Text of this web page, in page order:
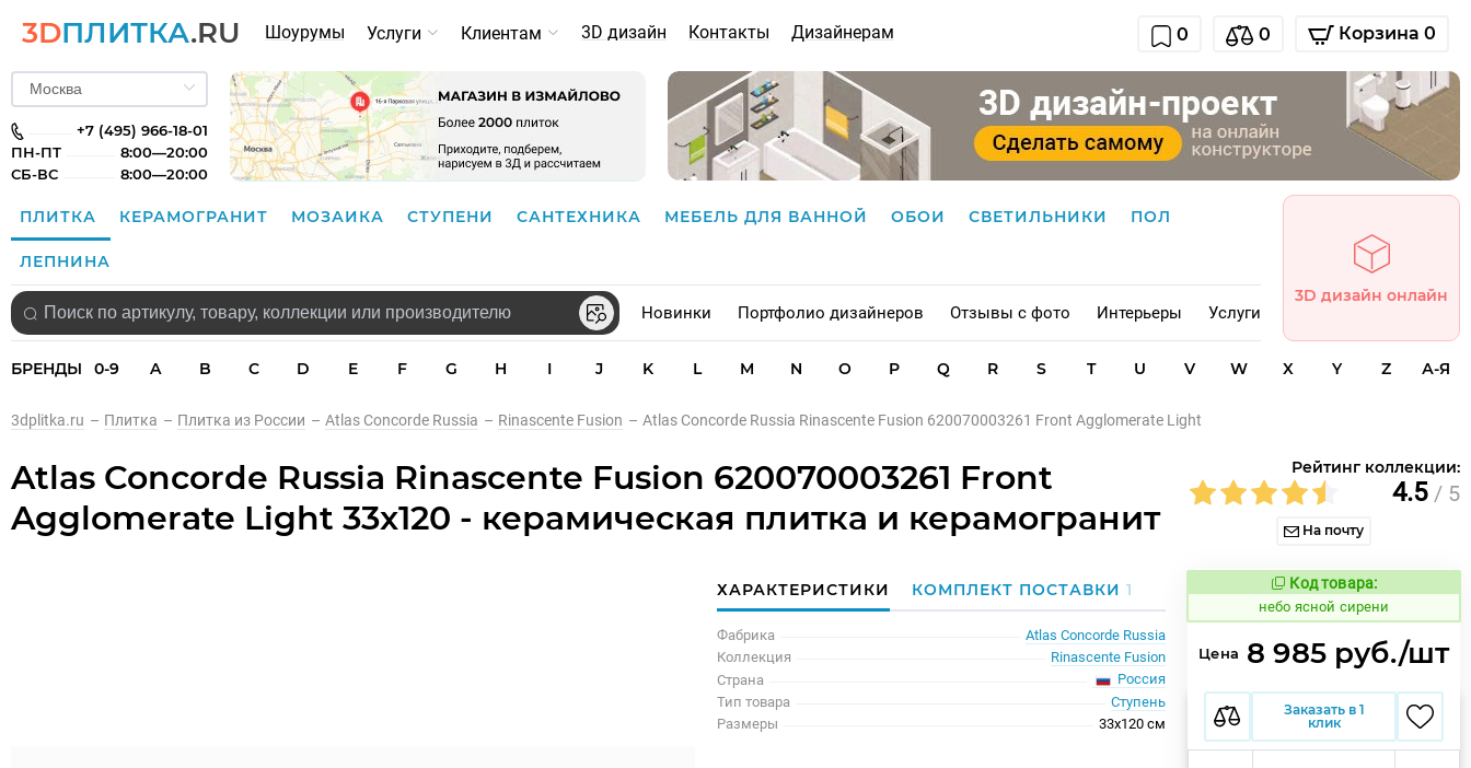
3DПЛИТКА.RU Шоурумы Услуги Клиентам 3D дизайн Контакты Дизайнерам 0 0 Корзина 0
+7 (495) 966-18-01
ПН-ПТ
8:00—20:00
СБ-ВС
8:00—20:00
ПЛИТКА КЕРАМОГРАНИТ МОЗАИКА СТУПЕНИ САНТЕХНИКА МЕБЕЛЬ ДЛЯ ВАННОЙ ОБОИ СВЕТИЛЬНИКИ ПОЛ
ЛЕПНИНА
Новинки Портфолио дизайнеров Отзывы с фото Интерьеры Услуги
3D дизайн онлайн
БРЕНДЫ 0-9 A B C D E F G H I J K L M N O P Q R S T U V W X Y Z А-Я
3dplitka.ru – Плитка – Плитка из России – Atlas Concorde Russia – Rinascente Fusion – Atlas Concorde Russia Rinascente Fusion 620070003261 Front Agglomerate Light
Atlas Concorde Russia Rinascente Fusion 620070003261 Front
Agglomerate Light 33x120 - керамическая плитка и керамогранит
Рейтинг коллекции:
4.5 / 5
На почту
ХАРАКТЕРИСТИКИ КОМПЛЕКТ ПОСТАВКИ1
Фабрика
Atlas Concorde Russia
Коллекция
Rinascente Fusion
Страна
Россия
Тип товара
Ступень
Размеры
33x120 см
Код товара:
1124964 Код товара:
небо ясной сирени
Цена 8 985 руб./шт
Заказать в 1
клик